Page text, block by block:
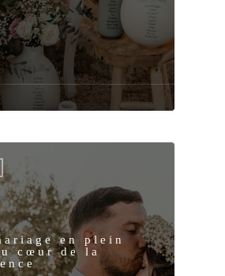
en plein
cœur de la